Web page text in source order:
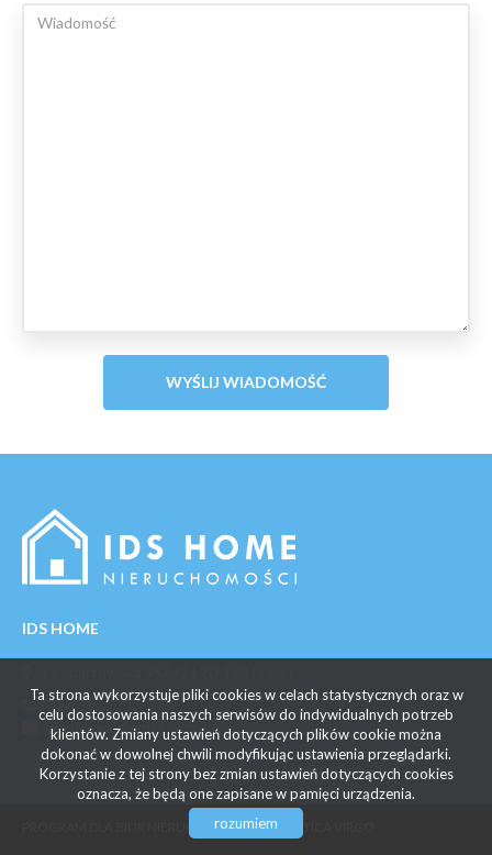
IDS HOME
732 707 377
idshomepl@gmail.com
PROGRAM DLA BIUR NIERUCHOMOŚCIGALACTICA VIRGO
Ta strona wykorzystuje pliki cookies w celach statystycznych oraz w
celu dostosowania naszych serwisów do indywidualnych potrzeb
klientów. Zmiany ustawień dotyczących plików cookie można
dokonać w dowolnej chwili modyfikując ustawienia przeglądarki.
Korzystanie z tej strony bez zmian ustawień dotyczących cookies
oznacza, że będą one zapisane w pamięci urządzenia.
rozumiem